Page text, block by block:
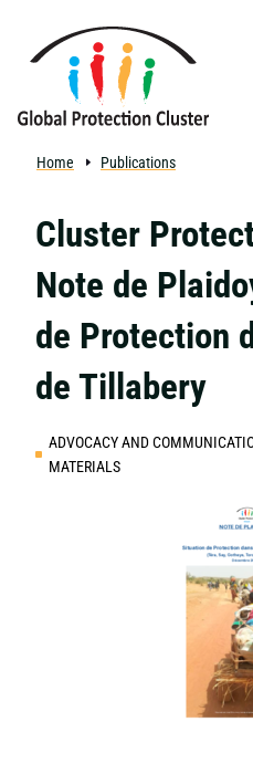
Home Publications
Cluster
Note de
de Protection
de Tillabery
ADVOCACY AND
MATERIALS